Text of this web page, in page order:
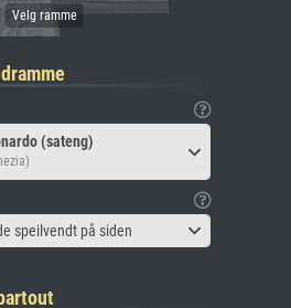
(sateng)
speilvendt på siden